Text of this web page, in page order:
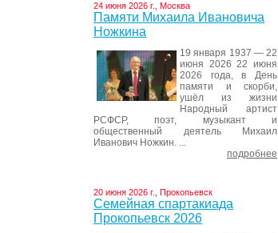
24 июня 2026 г., Москва
Памяти Михаила Ивановича
Ножкина
19 января 1937 — 22
июня 2026 22 июня
2026 года, в День
памяти и скорби,
ушёл из жизни
Народный артист
РСФСР, поэт, музыкант и
общественный деятель Михаил
Иванович Ножкин. ...
подробнее
20 июня 2026 г., Прокопьевск
Семейная спартакиада
Прокопьевск 2026